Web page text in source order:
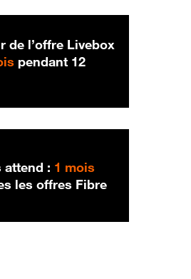
de l’offre Livebox
29,99 € par mois
pendant 12
attend : 1 mois
les offres Fibre